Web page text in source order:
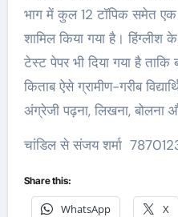
भाग में कुल 12 टॉपिक समेत एक
शामिल किया गया है।
टेस्ट पेपर भी दिया गया है
किताब ऐसे ग्रामीण-गरीब
अंग्रेजी पढ़ना, लिखना, बोलना
चांडिल से संजय शर्मा
Share this:
WhatsApp X